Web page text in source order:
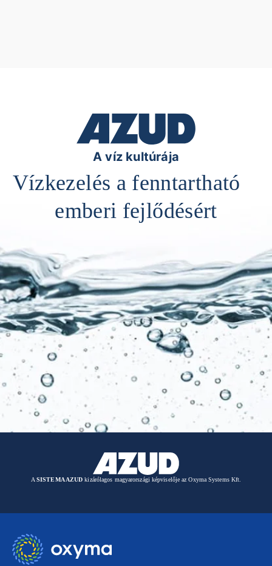
A víz kultúrája
Vízkezelés a fenntartható
emberi fejlődésért
A SISTEMA AZUD kizárólagos magyarországi képviselője az Oxyma Systems Kft.